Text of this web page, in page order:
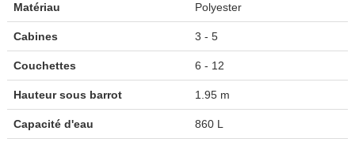
Matériau Polyester
Cabines 3 - 5
Couchettes 6 - 12
Hauteur sous barrot 1.95 m
Capacité d'eau 860 L